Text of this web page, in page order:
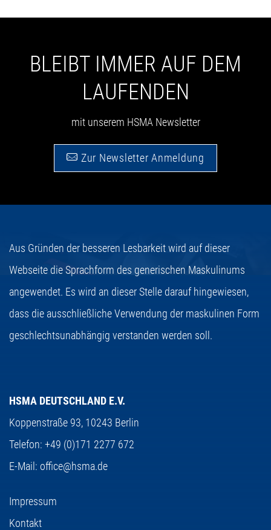
BLEIBT IMMER AUF DEM
LAUFENDEN
mit unserem HSMA Newsletter
Zur Newsletter Anmeldung
Aus Gründen der besseren Lesbarkeit wird auf dieser
Webseite die Sprachform des generischen Maskulinums
angewendet. Es wird an dieser Stelle darauf hingewiesen,
dass die ausschließliche Verwendung der maskulinen Form
geschlechtsunabhängig verstanden werden soll.
HSMA DEUTSCHLAND E.V.
Koppenstraße 93, 10243 Berlin
Telefon: +49 (0)171 2277 672
E-Mail: office@hsma.de
Impressum
Kontakt